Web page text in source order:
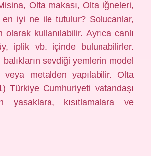
Olta makası, Olta iğneleri,
iyi ne ile tutulur? Solucanlar,
kullanılabilir. Ayrıca canlı
iplik vb. içinde bulunabilirler.
sevdiği yemlerin model
metalden yapılabilir. Olta
Türkiye Cumhuriyeti vatandaşı
kısıtlamalara ve